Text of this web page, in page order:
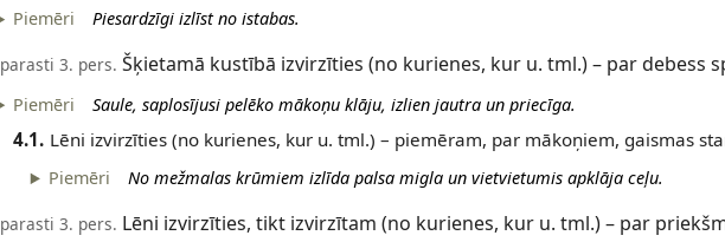
Piemēri Piesardzīgi izlīst no istabas.
parasti 3. pers. Šķietamā kustībā izvirzīties (no kurienes, kur u. tml.) – par debess
Piemēri Saule, saplosījusi pelēko mākoņu klāju, izlien jautra un priecīga.
4.1. Lēni izvirzīties (no kurienes, kur u. tml.) – piemēram, par mākoņiem, gaismas
Piemēri No mežmalas krūmiem izlīda palsa migla un vietvietumis apklāja ceļu.
parasti 3. pers. Lēni izvirzīties, tikt izvirzītam (no kurienes, kur u. tml.) – par